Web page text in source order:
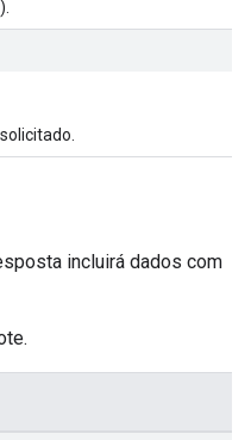
).
incluirá dados com